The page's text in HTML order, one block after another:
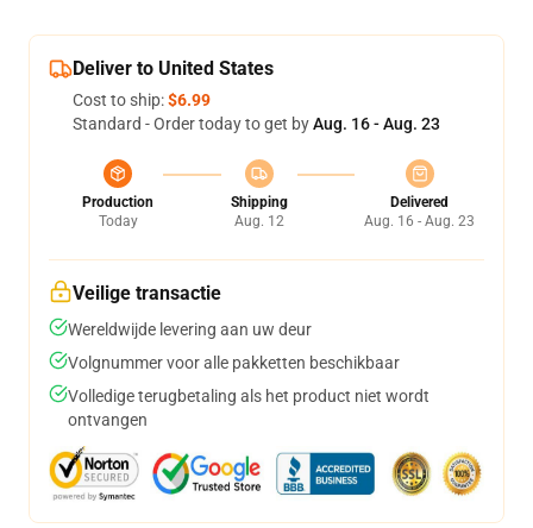
Deliver to United States
Cost to ship:$6.99
Standard - Order today to get byAug. 16 - Aug. 23
Production
Today
Shipping
Aug. 12
Delivered
Aug. 16 - Aug. 23
Veilige transactie
Wereldwijde levering aan uw deur
Volgnummer voor alle pakketten beschikbaar
Volledige terugbetaling als het product niet wordt
ontvangen